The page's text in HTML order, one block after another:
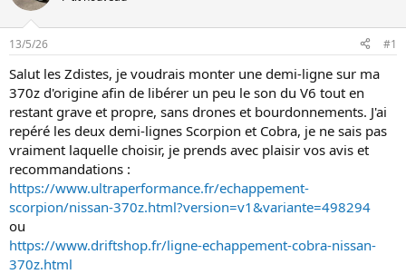
u
r
d
e
l
a
d
i
s
c
u
s
s
i
o
n
d
é
b
t
13/5/26 #1
Salut les Zdistes, je voudrais monter une demi-ligne sur ma
370z d'origine afin de libérer un peu le son du V6 tout en
restant grave et propre, sans drones et bourdonnements. J'ai
repéré les deux demi-lignes Scorpion et Cobra, je ne sais pas
vraiment laquelle choisir, je prends avec plaisir vos avis et
recommandations :
https://www.ultraperformance.fr/echappement-
scorpion/nissan-370z.html?version=v1&variante=498294
ou
https://www.driftshop.fr/ligne-echappement-cobra-nissan-
370z.html